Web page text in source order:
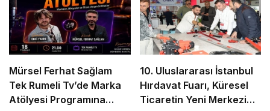
Mürsel Ferhat Sağlam
Tek Rumeli Tv’de Marka
Atölyesi Programına
10. Uluslararası İstanbul
Hırdavat Fuarı, Küresel
Ticaretin Yeni Merkezi